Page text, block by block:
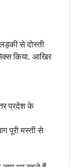
से दोस्ती
किया. आखिर
प्रदेश के
पूरी मस्ती से